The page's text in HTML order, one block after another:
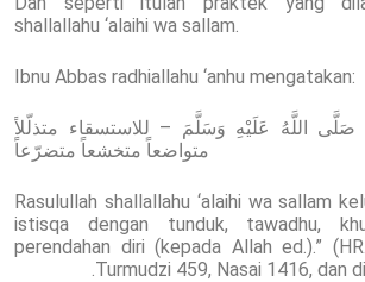
shallallahu ‘alaihi wa sallam.
Ibnu Abbas radhiallahu ‘anhu mengatakan:
اللَّهُ عَلَيْهِ وَسَلَّمَ – للاستسقاء متذلّلاً
متواضعاً متخشعاً متضرّعاً
“Rasulullah shallallahu ‘alaihi wa sallam
istisqa dengan tunduk, tawadhu,
perendahan diri (kepada Allah ed.).”
Turmudzi 459, Nasai 1416, dan